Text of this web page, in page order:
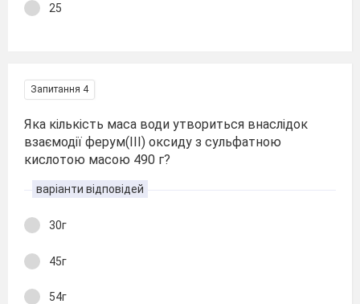
25
Запитання 4
Яка кількість маса води утвориться внаслідок
взаємодії ферум(ІІІ) оксиду з сульфатною
кислотою масою 490 г?
варіанти відповідей
30г
45г
54г